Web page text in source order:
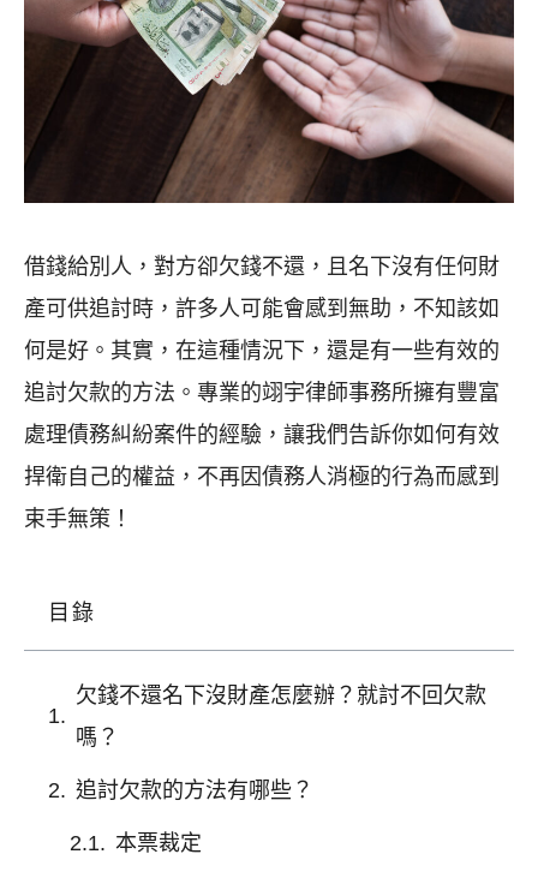
借錢給別人，對方卻欠錢不還，且名下沒有任何財
產可供追討時，許多人可能會感到無助，不知該如
何是好。其實，在這種情況下，還是有一些有效的
追討欠款的方法。專業的翊宇律師事務所擁有豐富
處理債務糾紛案件的經驗，讓我們告訴你如何有效
捍衛自己的權益，不再因債務人消極的行為而感到
束手無策！
目錄
欠錢不還名下沒財產怎麼辦？就討不回欠款
嗎？
追討欠款的方法有哪些？
本票裁定